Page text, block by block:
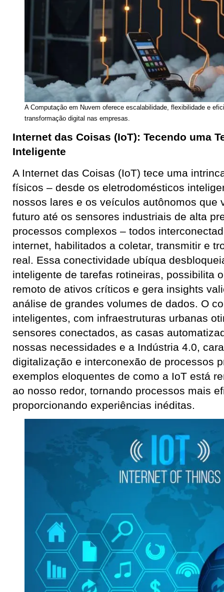
A Computação em Nuvem oferece escalabilidade, flexibilidade e
transformação digital nas empresas.
Internet das Coisas (IoT): Tecendo uma
Inteligente
A Internet das Coisas (IoT) tece uma
físicos – desde os eletrodomésticos
nossos lares e os veículos autônomos que
futuro até os sensores industriais de alta
processos complexos – todos
internet, habilitados a coletar, transmitir e
real. Essa conectividade ubíqua
inteligente de tarefas rotineiras, possibilita
remoto de ativos críticos e gera insights
análise de grandes volumes de dados. O
inteligentes, com infraestruturas urbanas
sensores conectados, as casas
nossas necessidades e a Indústria 4.0,
digitalização e interconexão de processos
exemplos eloquentes de como a IoT está
ao nosso redor, tornando processos mais
proporcionando experiências inéditas.